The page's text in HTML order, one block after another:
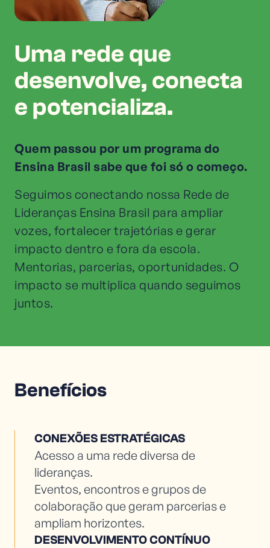
Uma rede que
desenvolve, conecta
e potencializa.
Quem passou por um programa do
Ensina Brasil sabe que foi só o começo.
Seguimos conectando nossa Rede de
Lideranças Ensina Brasil para ampliar
vozes, fortalecer trajetórias e gerar
impacto dentro e fora da escola.
Mentorias, parcerias, oportunidades. O
impacto se multiplica quando seguimos
juntos.
Benefícios
CONEXÕES ESTRATÉGICAS
Acesso a uma rede diversa de
lideranças.
Eventos, encontros e grupos de
colaboração que geram parcerias e
ampliam horizontes.
DESENVOLVIMENTO CONTÍNUO